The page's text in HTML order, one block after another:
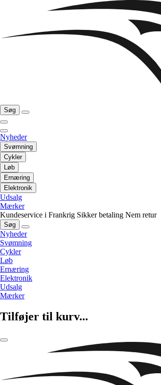
Søg
Nyheder
Svømning
Cykler
Løb
Ernæring
Elektronik
Udsalg
Mærker
Kundeservice i Frankrig Sikker betaling Nem retur
Søg
Nyheder
Svømning
Cykler
Løb
Ernæring
Elektronik
Udsalg
Mærker
Tilføjer til kurv...